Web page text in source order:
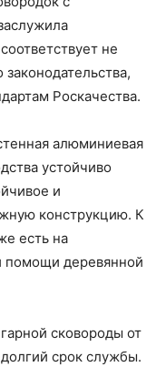
не
Роскачества.
алюминиевая
устойчиво
и
конструкцию. К
есть на
помощи деревянной
сковороды от
срок службы.